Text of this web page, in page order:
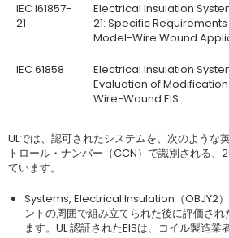
IEC I61857-
21
Electrical Insulation
21: Specific
Model-Wire Wound
IEC 61858
Electrical Insulation
Evaluation of
Wire-Wound EIS
ULでは、認可されたシステムを、次のような
トロール・ナンバー（CCN）で識別される、
ています。
Systems, Electrical Insulation（OBJY2）
ントの周囲で組み立てられた後に評価さ
ます。UL 認証されたEISは、コイル製造業